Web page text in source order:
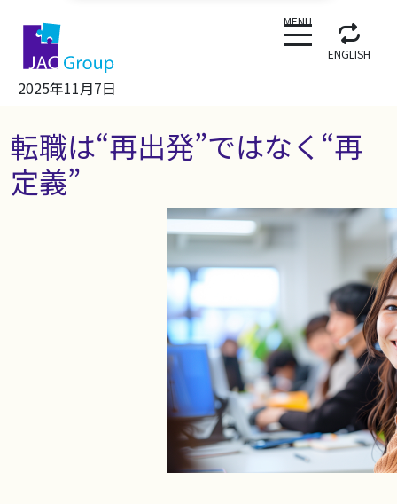
MENU
ENGLISH
転職は“再出発”ではなく“再
定義”
2025年11月7日